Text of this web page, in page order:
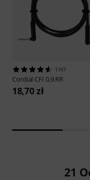
1147
Cordial CFI 0,9 RR
18,70 zł
21